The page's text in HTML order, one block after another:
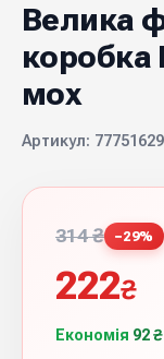
Велика
коробка
мох
Артикул: 77751629
314 ₴ −29%
222₴
Економія 92 ₴